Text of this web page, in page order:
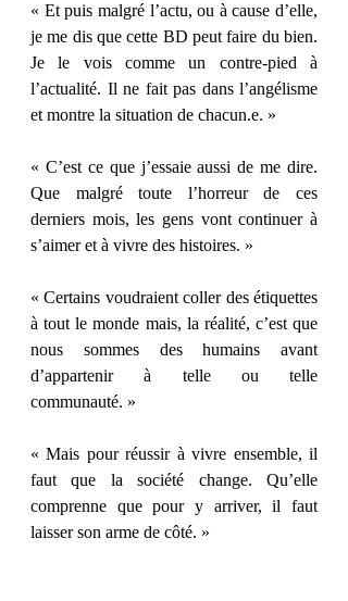
« Et puis malgré l’actu, ou à cause d’elle,
je me dis que cette BD peut faire du bien.
Je le vois comme un contre-pied à
l’actualité. Il ne fait pas dans l’angélisme
et montre la situation de chacun.e. »
« C’est ce que j’essaie aussi de me dire.
Que malgré toute l’horreur de ces
derniers mois, les gens vont continuer à
s’aimer et à vivre des histoires. »
« Certains voudraient coller des étiquettes
à tout le monde mais, la réalité, c’est que
nous sommes des humains avant
d’appartenir à telle ou telle
communauté. »
« Mais pour réussir à vivre ensemble, il
faut que la société change. Qu’elle
comprenne que pour y arriver, il faut
laisser son arme de côté. »